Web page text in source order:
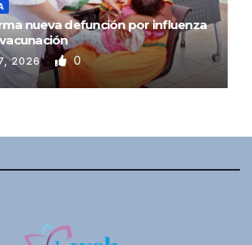
nueva defunción por influenza
2026 0